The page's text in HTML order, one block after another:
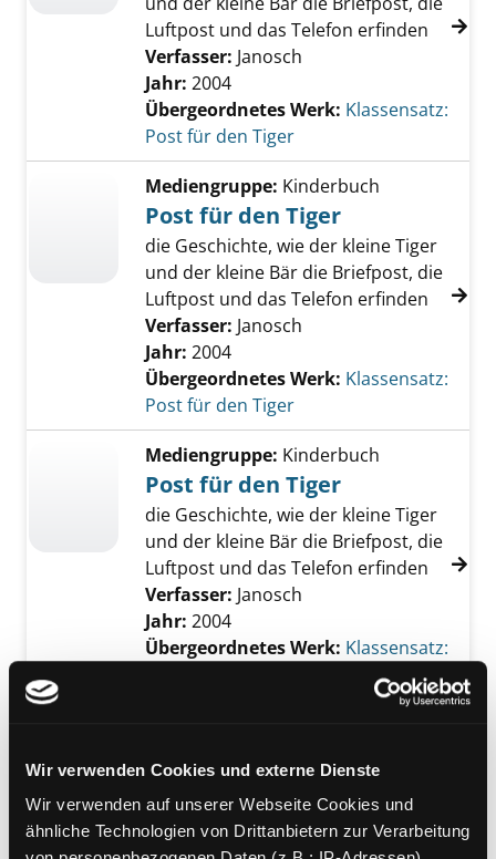
Wir verwenden Cookies und externe Dienste
Wir verwenden auf unserer Webseite Cookies und
ähnliche Technologien von Drittanbietern zur Verarbeitung
Luftpost und das Telefon erfinden
Verfasser: Janosch
Jahr: 2004
Übergeordnetes Werk: Klassensatz:
Post für den Tiger
Mediengruppe: Kinderbuch
Post für den Tiger
die Geschichte, wie der kleine Tiger
und der kleine Bär die Briefpost, die
Luftpost und das Telefon erfinden
Verfasser: Janosch
Jahr: 2004
Übergeordnetes Werk: Klassensatz:
Post für den Tiger
Mediengruppe: Kinderbuch
Post für den Tiger
die Geschichte, wie der kleine Tiger
und der kleine Bär die Briefpost, die
Luftpost und das Telefon erfinden
Verfasser: Janosch
Jahr: 2004
Übergeordnetes Werk: Klassensatz:
die Geschichte, wie der kleine Tiger
und der kleine Bär die Briefpost, die
Luftpost und das Telefon erfinden